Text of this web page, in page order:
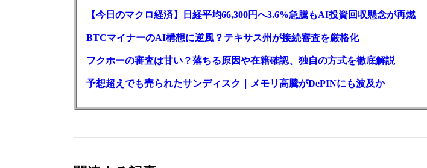
【今日のマクロ経済】日経平均66,300円へ3.6%急騰もAI投資回収懸念が再燃
BTCマイナーのAI構想に逆風？テキサス州が接続審査を厳格化
フクホーの審査は甘い？落ちる原因や在籍確認、独自の方式を徹底解説
予想超えでも売られたサンディスク｜メモリ高騰がDePINにも波及か